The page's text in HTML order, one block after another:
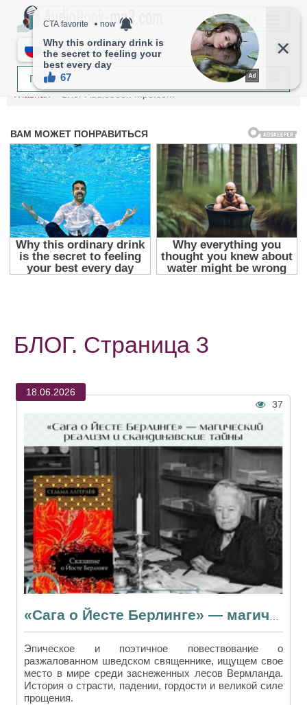
МЕНЮ
RU
Главная Блог Audiobook-mp3.com
БЛОГ. Страница 3
18.06.2026
37
«Сага о Йесте Берлинге» — магический реализм и скандинавские тайны
Эпическое и поэтичное повествование о
разжалованном шведском священнике, ищущем свое
место в мире среди заснеженных лесов Вермланда.
История о страсти, падении, гордости и великой силе
прощения.